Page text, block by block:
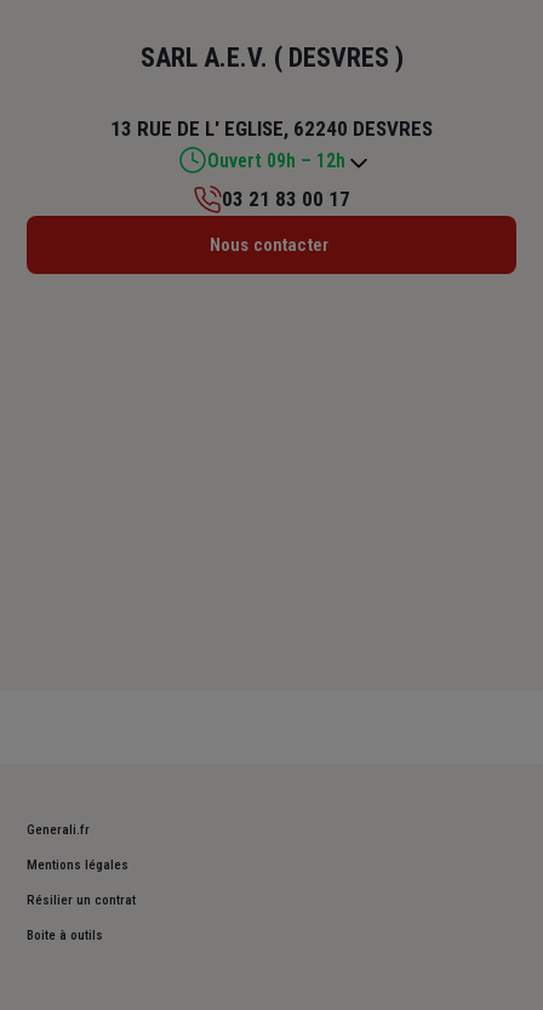
SARL A.E.V. ( DESVRES )
13 RUE DE L' EGLISE, 62240 DESVRES
Ouvert 09h – 12h
Lundi : 09h – 12h
03 21 83 00 17
Nous contacter
Generali.fr
Mentions légales
Résilier un contrat
Boite à outils